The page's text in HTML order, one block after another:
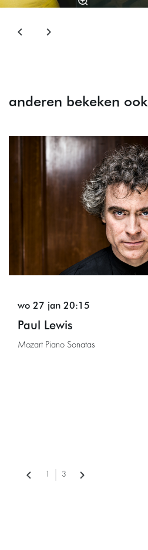
anderen bekeken ook
Paul Lewis
Mozart Piano Sonatas
wo 27 jan 20:15
1 3